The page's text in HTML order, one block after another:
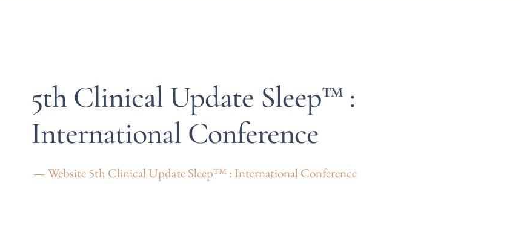
5th Clinical Update Sleep™ :
International Conference
— Website 5th Clinical Update Sleep™ : International Conference